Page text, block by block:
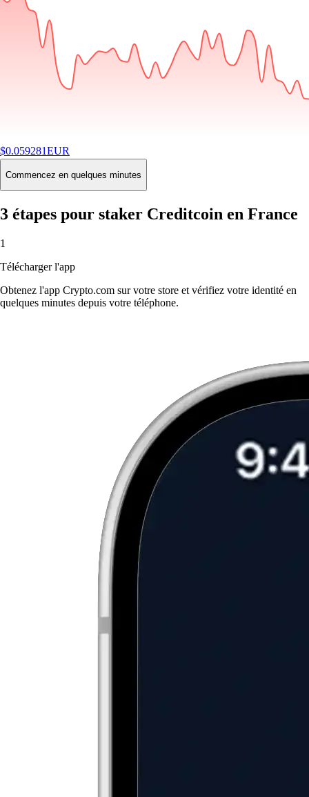
$0.059281EUR
-1.39%24H
Buy
Commencez en quelques minutes
3 étapes pour staker Creditcoin en France
1
Télécharger l'app
Obtenez l'app Crypto.com sur votre store et vérifiez votre identité en
quelques minutes depuis votre téléphone.